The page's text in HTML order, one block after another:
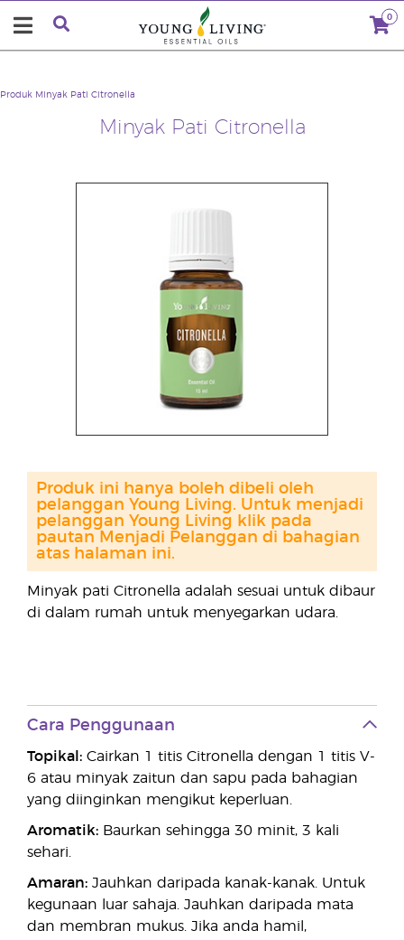
0
Minyak Pati Citronella
Produk Minyak Pati Citronella
Minyak pati Citronella adalah sesuai untuk dibaur
di dalam rumah untuk menyegarkan udara.
Produk ini hanya boleh dibeli oleh
pelanggan Young Living. Untuk menjadi
pelanggan Young Living klik pada
pautan Menjadi Pelanggan di bahagian
atas halaman ini.
Cara Penggunaan
Topikal: Cairkan 1 titis Citronella dengan 1 titis V-
6 atau minyak zaitun dan sapu pada bahagian
yang diinginkan mengikut keperluan.
Aromatik: Baurkan sehingga 30 minit, 3 kali
sehari.
Amaran: Jauhkan daripada kanak-kanak. Untuk
kegunaan luar sahaja. Jauhkan daripada mata
dan membran mukus. Jika anda hamil,